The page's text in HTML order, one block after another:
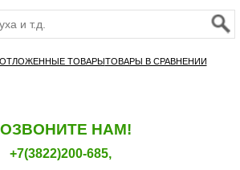
ТОВАРЫТОВАРЫ В СРАВНЕНИИ
НАМ!
+7(3822)200-685,